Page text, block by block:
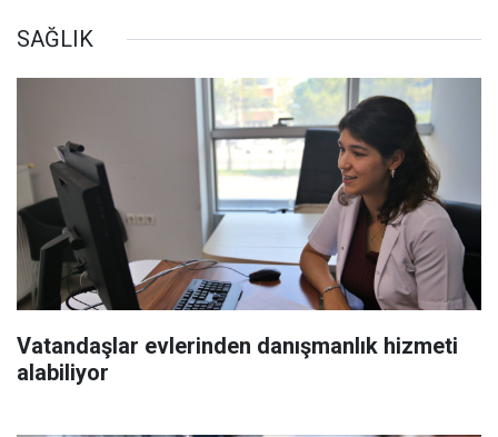
SAĞLIK
Vatandaşlar evlerinden danışmanlık hizmeti
alabiliyor